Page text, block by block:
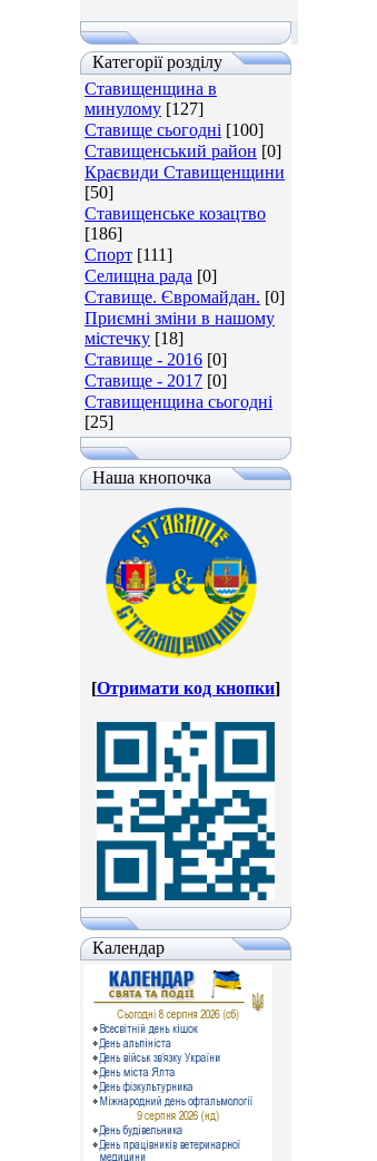
Категорії розділу
Ставищенщина в
минулому [127]
Ставище сьогодні [100]
Ставищенський район [0]
Краєвиди Ставищенщини
[50]
Ставищенське козацтво
[186]
Спорт [111]
Селищна рада [0]
Ставище. Євромайдан. [0]
Приємні зміни в нашому
містечку [18]
Ставище - 2016 [0]
Ставище - 2017 [0]
Ставищенщина сьогодні
[25]
Наша кнопочка
[Отримати код кнопки]
Календар